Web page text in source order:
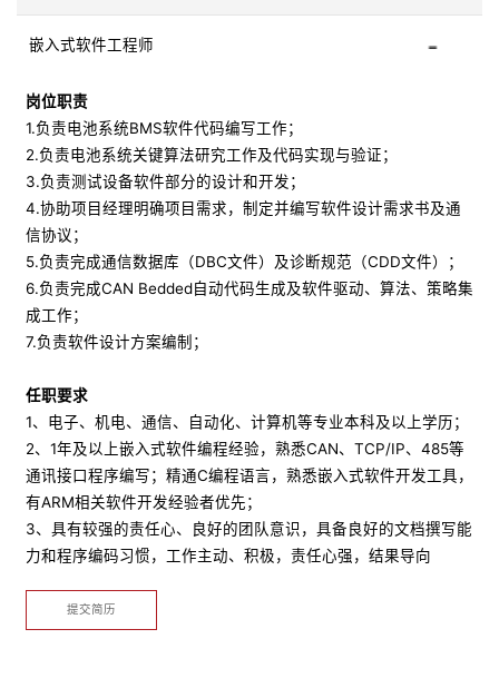
嵌入式软件工程师
岗位职责
1.负责电池系统BMS软件代码编写工作；
2.负责电池系统关键算法研究工作及代码实现与验证；
3.负责测试设备软件部分的设计和开发；
4.协助项目经理明确项目需求，制定并编写软件设计需求书及通
信协议；
5.负责完成通信数据库（DBC文件）及诊断规范（CDD文件）；
6.负责完成CAN Bedded自动代码生成及软件驱动、算法、策略集
成工作；
7.负责软件设计方案编制；
任职要求
1、电子、机电、通信、自动化、计算机等专业本科及以上学历；
2、1年及以上嵌入式软件编程经验，熟悉CAN、TCP/IP、485等
通讯接口程序编写；精通C编程语言，熟悉嵌入式软件开发工具，
有ARM相关软件开发经验者优先；
3、具有较强的责任心、良好的团队意识，具备良好的文档撰写能
力和程序编码习惯，工作主动、积极，责任心强，结果导向
提交简历